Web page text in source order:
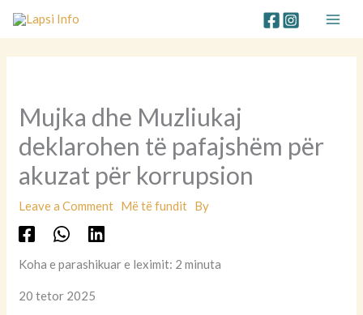
Mujka dhe Muzliukaj
deklarohen të pafajshëm për
akuzat për korrupsion
Leave a Comment Më të fundit By
Koha e parashikuar e leximit: 2 minuta
20 tetor 2025